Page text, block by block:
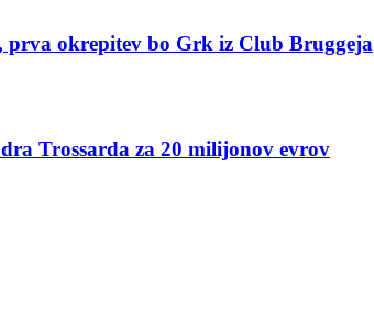
prva okrepitev bo Grk iz Club Bruggeja
Trossarda za 20 milijonov evrov